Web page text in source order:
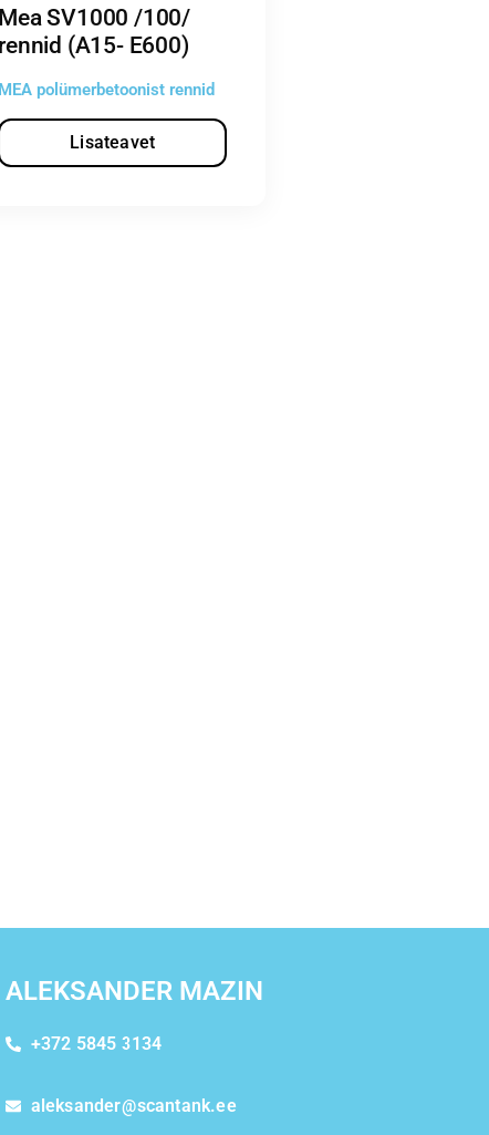
Mea SV1000 /100/
rennid (A15- E600)
MEA polümerbetoonist rennid
Lisateavet
ALEKSANDER MAZIN
+372 5845 3134
aleksander@scantank.ee